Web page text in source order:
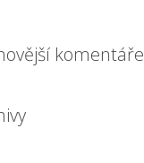
komentáře